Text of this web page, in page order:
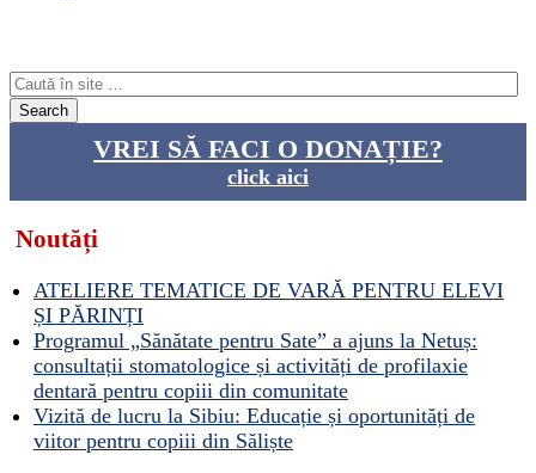
VREI SĂ FACI O DONAȚIE?
click aici
Noutăți
ATELIERE TEMATICE DE VARĂ PENTRU ELEVI
ȘI PĂRINȚI
Programul „Sănătate pentru Sate” a ajuns la Netuș:
consultații stomatologice și activități de profilaxie
dentară pentru copiii din comunitate
Vizită de lucru la Sibiu: Educație și oportunități de
viitor pentru copiii din Săliște